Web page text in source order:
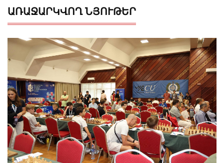
ԱՌԱՋԱՐԿՎՈՂ ՆՅՈՒԹԵՐ